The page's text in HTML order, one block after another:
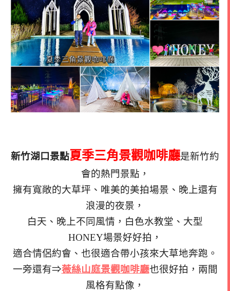
新竹湖口景點夏季三角景觀咖啡廳是新竹約
會的熱門景點，
擁有寬敞的大草坪、唯美的美拍場景、晚上還有
浪漫的夜景，
白天、晚上不同風情，白色水教堂、大型
HONEY場景好好拍，
適合情侶約會、也很適合帶小孩來大草地奔跑。
一旁還有⇒薇絲山庭景觀咖啡廳也很好拍，兩間
風格有點像，